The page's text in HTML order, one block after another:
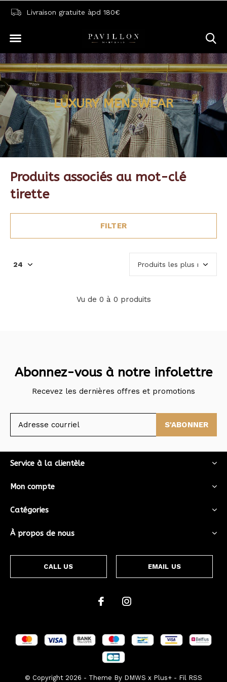
Livraison gratuite àpd 180€
LUXURY MENSWEAR
Produits associés au mot-clé
tirette
FILTER
Vu de 0 à 0 produits
Abonnez-vous à notre infolettre
Recevez les dernières offres et promotions
S'ABONNER
Service à la clientèle
Mon compte
Catégories
À propos de nous
CALL US EMAIL US
© Copyright 2026 - Theme By DMWS x Plus+ - Fil RSS